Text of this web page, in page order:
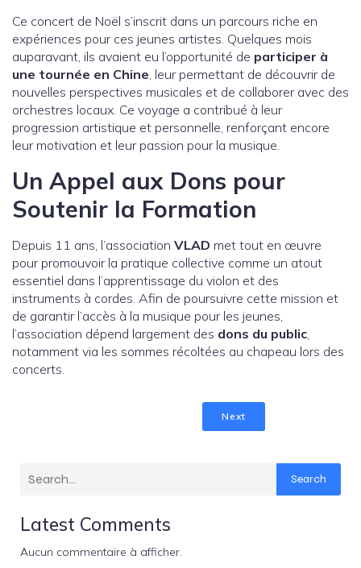
Ce concert de Noël s’inscrit dans un parcours riche en
expériences pour ces jeunes artistes. Quelques mois
auparavant, ils avaient eu l’opportunité de participer à
une tournée en Chine , leur permettant de découvrir de
nouvelles perspectives musicales et de collaborer avec des
orchestres locaux. Ce voyage a contribué à leur
progression artistique et personnelle, renforçant encore
leur motivation et leur passion pour la musique.
Un Appel aux Dons pour
Soutenir la Formation
Depuis 11 ans, l’association VLAD met tout en œuvre
pour promouvoir la pratique collective comme un atout
essentiel dans l’apprentissage du violon et des
instruments à cordes. Afin de poursuivre cette mission et
de garantir l’accès à la musique pour les jeunes,
l’association dépend largement des dons du public
notamment via les sommes récoltées au chapeau lors des
concerts.
Next
Search
Latest Comments
Aucun commentaire à afficher.